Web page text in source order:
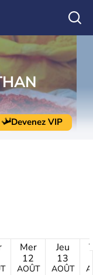
Devenez VIP
Mer
12
AOÛT
Jeu
13
AOÛT